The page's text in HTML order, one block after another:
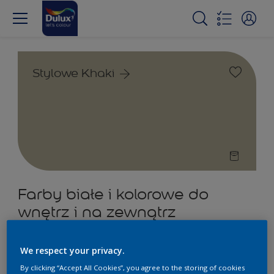
Stylowe Khaki
Farby białe i kolorowe do
wnętrz i na zewnątrz
We respect your privacy.
By clicking “Accept All Cookies”, you agree to the storing of cookies